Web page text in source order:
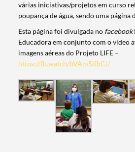
Termo de Pesquisa
várias iniciativas/projetos em curso
poupança de água, sendo uma página
Esta página foi divulgada no facebook
Educadora em conjunto com o vídeo
imagens aéreas do Projeto LIFE –
https://fb.watch/bVAm5lfhCi/